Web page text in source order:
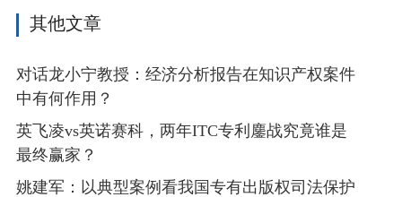
其他文章
对话龙小宁教授：经济分析报告在知识产权案件
中有何作用？
英飞凌vs英诺赛科，两年ITC专利鏖战究竟谁是
最终赢家？
姚建军：以典型案例看我国专有出版权司法保护